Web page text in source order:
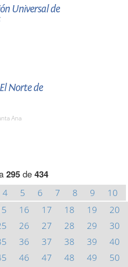
Universal de
Norte de
Ana
295de 434
4 5 6 7 8 9
10
16 17 18 19
20
26 27 28 29
30
36 37 38 39
40
46 47 48 49
50